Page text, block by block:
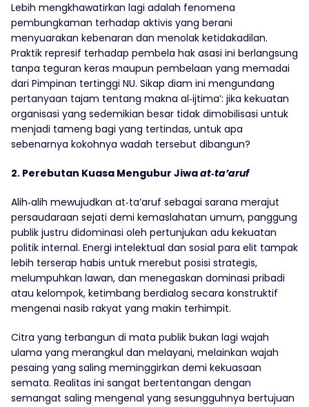
Lebih mengkhawatirkan lagi adalah fenomena
pembungkaman terhadap aktivis yang berani
menyuarakan kebenaran dan menolak ketidakadilan.
Praktik represif terhadap pembela hak asasi ini berlangsung
tanpa teguran keras maupun pembelaan yang memadai
dari Pimpinan tertinggi NU. Sikap diam ini mengundang
pertanyaan tajam tentang makna al‑ijtima’: jika kekuatan
organisasi yang sedemikian besar tidak dimobilisasi untuk
menjadi tameng bagi yang tertindas, untuk apa
sebenarnya kokohnya wadah tersebut dibangun?
2. Perebutan Kuasa Mengubur Jiwaat‑ta’aruf
Alih‑alih mewujudkan at‑ta’aruf sebagai sarana merajut
persaudaraan sejati demi kemaslahatan umum, panggung
publik justru didominasi oleh pertunjukan adu kekuatan
politik internal. Energi intelektual dan sosial para elit tampak
lebih terserap habis untuk merebut posisi strategis,
melumpuhkan lawan, dan menegaskan dominasi pribadi
atau kelompok, ketimbang berdialog secara konstruktif
mengenai nasib rakyat yang makin terhimpit.
Citra yang terbangun di mata publik bukan lagi wajah
ulama yang merangkul dan melayani, melainkan wajah
pesaing yang saling meminggirkan demi kekuasaan
semata. Realitas ini sangat bertentangan dengan
semangat saling mengenal yang sesungguhnya bertujuan